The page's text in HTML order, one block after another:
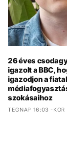
26 éves
igazolt a BBC,
igazodjon a
szokásaihoz
TEGNAP 16:03 -KOR